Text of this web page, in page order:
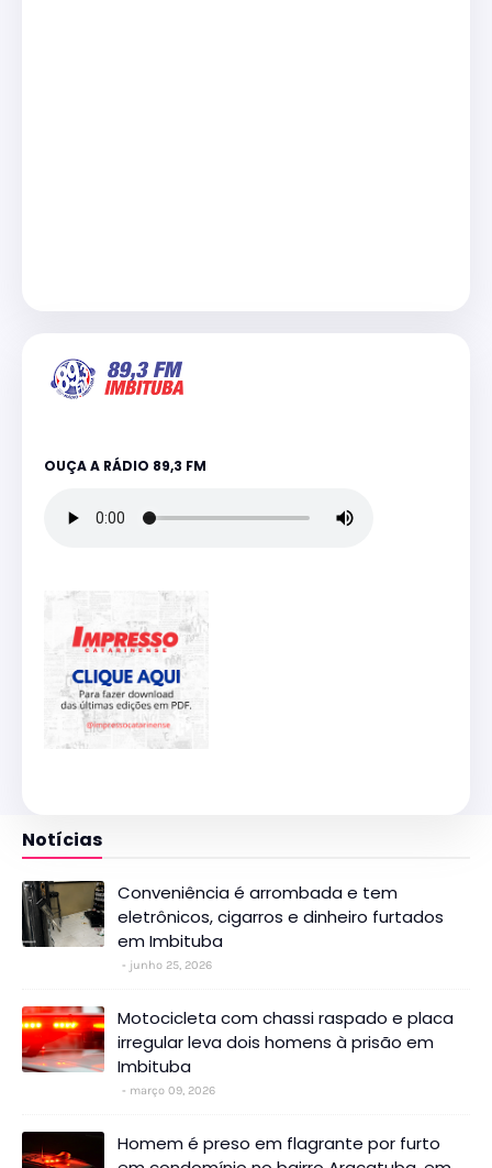
OUÇA A RÁDIO 89,3 FM
Notícias
Conveniência é arrombada e tem
eletrônicos, cigarros e dinheiro furtados
em Imbituba
junho 25, 2026
Motocicleta com chassi raspado e placa
irregular leva dois homens à prisão em
Imbituba
março 09, 2026
Homem é preso em flagrante por furto